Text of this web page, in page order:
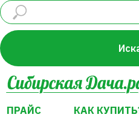
ПРАЙС КАК КУПИТЬ?